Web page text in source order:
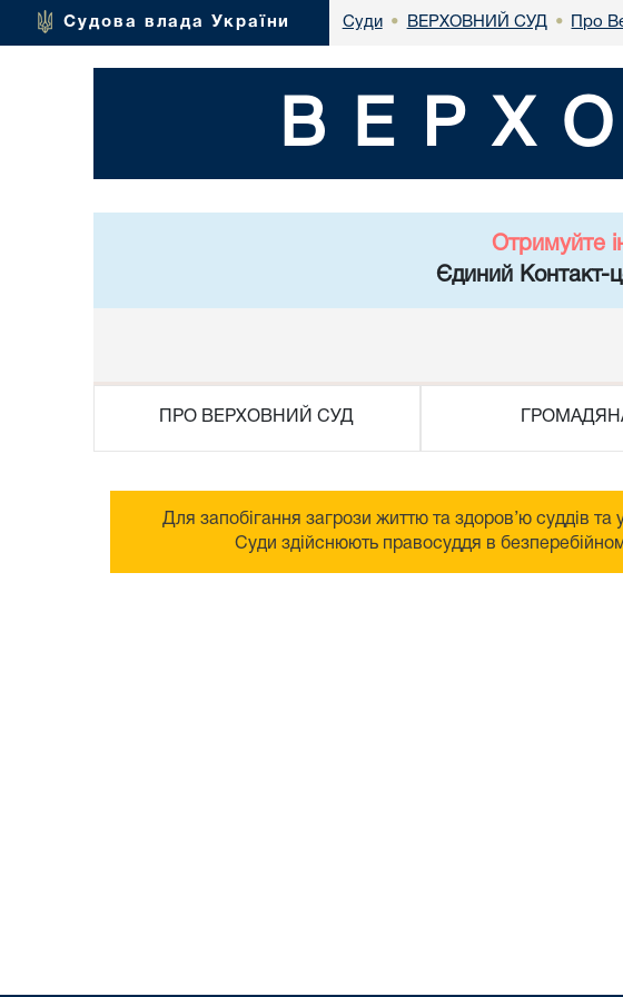
Судова влада України Суди • ВЕРХОВНИЙ СУД • Про
Отримуйте
Єдиний Контакт-
ПРО ВЕРХОВНИЙ СУД
Для запобігання загрози життю та здоров’ю суддів
Суди здійснюють правосуддя в